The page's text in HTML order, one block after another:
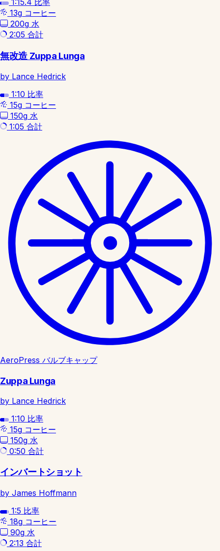
13g コーヒー
200g 水
2:05 合計
無改造 Zuppa Lunga
by Lance Hedrick
1:10 比率
15g コーヒー
150g 水
1:05 合計
AeroPress バルブキャップ
Zuppa Lunga
by Lance Hedrick
1:10 比率
15g コーヒー
150g 水
0:50 合計
インバートショット
by James Hoffmann
1:5 比率
18g コーヒー
90g 水
2:13 合計